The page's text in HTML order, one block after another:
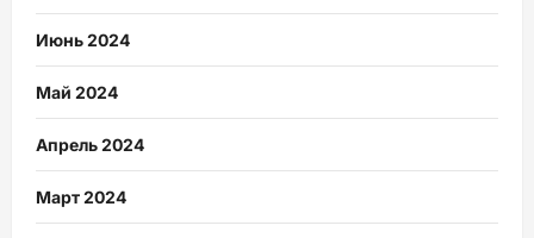
Июнь 2024
Май 2024
Апрель 2024
Март 2024